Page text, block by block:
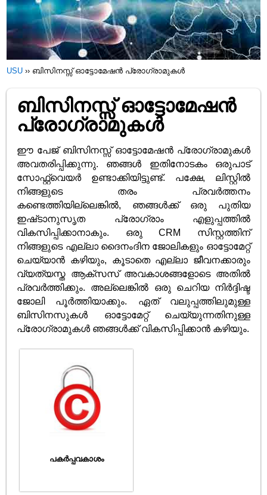
USU ›› ബിസിനസ്സ് ഓട്ടോമേഷൻ പ്രോഗ്രാമുകൾ
ബിസിനസ്സ് ഓട്ടോമേഷൻ
പ്രോഗ്രാമുകൾ
ഈ പേജ് ബിസിനസ്സ് ഓട്ടോമേഷൻ പ്രോഗ്രാമുകൾ
അവതരിപ്പിക്കുന്നു. ഞങ്ങൾ ഇതിനോടകം ഒരുപാട്
സോഫ്റ്റ്‌വെയർ ഉണ്ടാക്കിയിട്ടുണ്ട്. പക്ഷേ, ലിസ്റ്റിൽ
നിങ്ങളുടെ തരം പ്രവർത്തനം
കണ്ടെത്തിയില്ലെങ്കിൽ, ഞങ്ങൾക്ക് ഒരു പുതിയ
ഇഷ്‌ടാനുസൃത പ്രോഗ്രാം എളുപ്പത്തിൽ
വികസിപ്പിക്കാനാകും. ഒരു CRM സിസ്റ്റത്തിന്
നിങ്ങളുടെ എല്ലാ ദൈനംദിന ജോലികളും ഓട്ടോമേറ്റ്
ചെയ്യാൻ കഴിയും, കൂടാതെ എല്ലാ ജീവനക്കാരും
വ്യത്യസ്ത ആക്സസ് അവകാശങ്ങളോടെ അതിൽ
പ്രവർത്തിക്കും. അല്ലെങ്കിൽ ഒരു ചെറിയ നിർദ്ദിഷ്ട
ജോലി പൂർത്തിയാക്കും. ഏത് വലുപ്പത്തിലുമുള്ള
ബിസിനസുകൾ ഓട്ടോമേറ്റ് ചെയ്യുന്നതിനുള്ള
പ്രോഗ്രാമുകൾ ഞങ്ങൾക്ക് വികസിപ്പിക്കാൻ കഴിയും.
പകർപ്പവകാശം